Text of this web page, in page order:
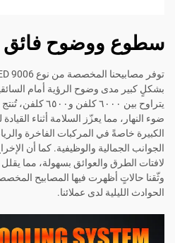
سطوع ووضوح فائق
بشكلٍ كبير مدى وضوح الرؤية أمام
يتراوح بين ٦٠٠٠
ضوء النهار، مما يعزّز السلامة أثناء القيادة
الكبيرة خاصةً في المركبات الفاخرة
الجوانب الجمالية والوظيفية. كما أن
لافتات الطرق والعوائق بسهولة، مما
الحوادث الليلية لدى عملائنا.